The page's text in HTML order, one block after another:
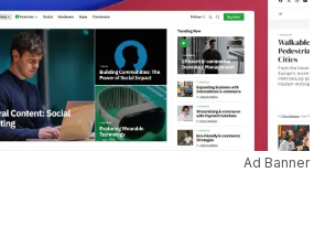
Ad Banner